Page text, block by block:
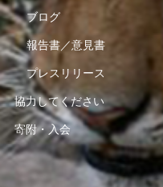
ブログ
報告書／意見書
プレスリリース
協力してください
寄附・入会